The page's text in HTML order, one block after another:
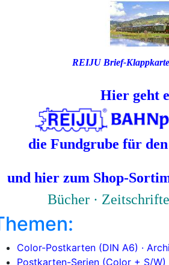
REIJU Brief-
Hier geht
die Fundgrube für
und hier zum Shop-
Bücher ·
Color-Postkarten (DIN A6) ·
Postkarten-Serien (Color + S/W)